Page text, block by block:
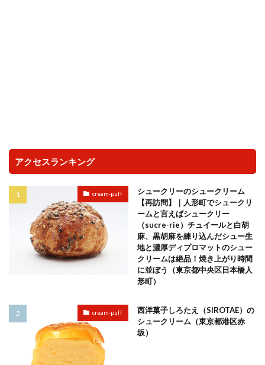
アクセスランキング
cream-puff
シュークリーのシュークリーム
【再訪問】｜人形町でシュークリ
ームと言えばシュークリー
（sucre-rie）チュイールと白胡
麻、黒胡麻を練り込んだシュー生
地と濃厚ディプロマットのシュー
クリームは絶品！焼き上がり時間
に並ぼう（東京都中央区日本橋人
形町）
cream-puff
西洋菓子しろたえ（SIROTAE）の
シュークリーム（東京都港区赤
坂）